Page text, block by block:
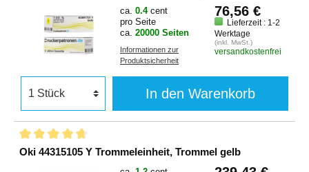
ca. 0.4 cent
pro Seite
ca. 20000 Seiten
Informationen zur
Produktsicherheit
76,56 €
Lieferzeit : 1-2
Werktage
(inkl. MwSt.)
versandkostenfrei
In den Warenkorb
Oki 44315105 Y Trommeleinheit, Trommel gelb